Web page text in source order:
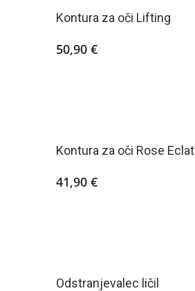
Kontura za oči Lifting
50,90 €
Kontura za oči Rose Eclat
41,90 €
Odstranjevalec ličil